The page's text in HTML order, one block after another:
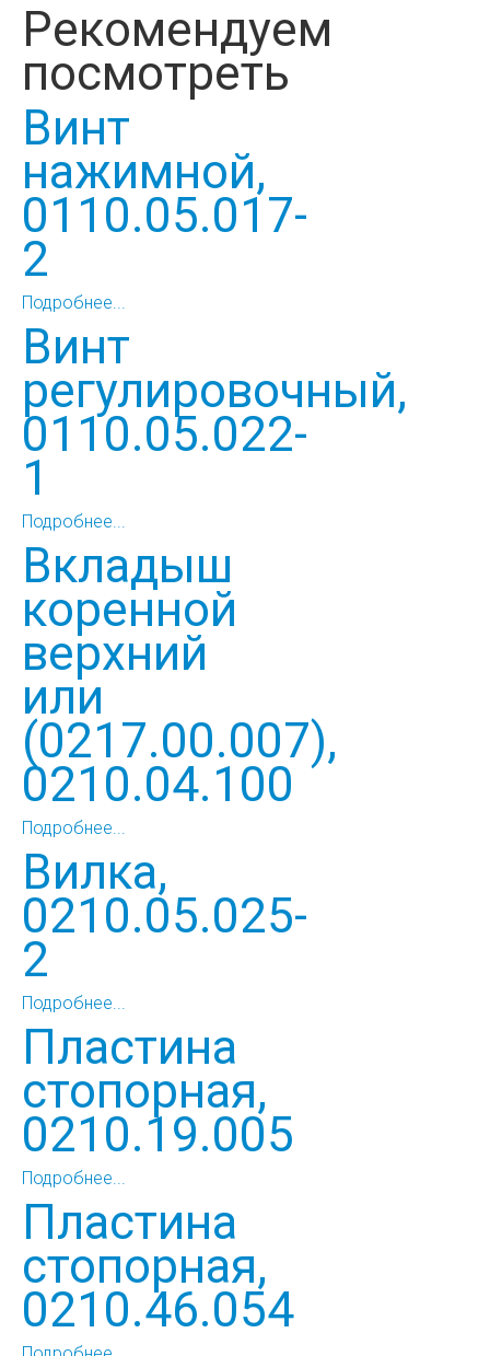
Рекомендуем
посмотреть
Винт
нажимной,
0110.05.017-
2
Подробнее...
Винт
регулировочный,
0110.05.022-
1
Подробнее...
Вкладыш
коренной
верхний
или
(0217.00.007),
0210.04.100
Подробнее...
Вилка,
0210.05.025-
2
Подробнее...
Пластина
стопорная,
0210.19.005
Подробнее...
Пластина
стопорная,
0210.46.054